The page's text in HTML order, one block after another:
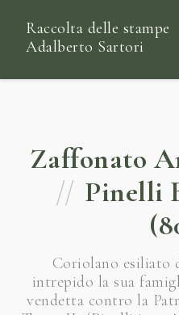
Raccolta delle stampe
Adalberto Sartori
Zaffonato
// Pinelli
Coriolano esiliato
intrepido la sua
vendetta contro la